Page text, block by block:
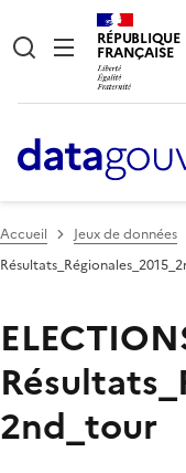
RÉPUBLIQUE
FRANÇAISE
Accueil Jeux de données
2nd_tour